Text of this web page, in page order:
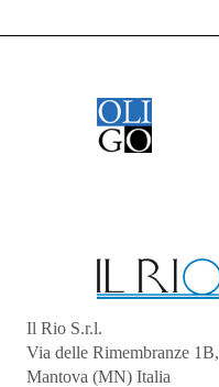
Il Rio S.r.l.
Via delle Rimembranze 1B,
Mantova (MN) Italia